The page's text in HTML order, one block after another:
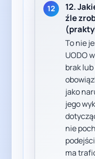
12
12.
źle
To nie
UODO
brak
jako
jego
nie
ma